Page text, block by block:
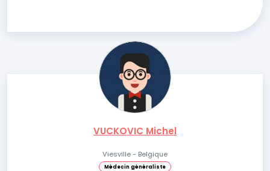
VUCKOVIC Michel
Viesville - Belgique
Médecin généraliste